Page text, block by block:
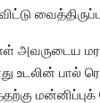
அவருடைய
உடலின்
மன்னிப்புக்